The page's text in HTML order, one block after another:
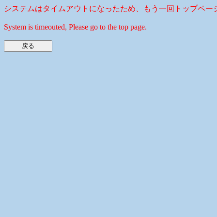
システムはタイムアウトになったため、もう一回トップペー
System is timeouted, Please go to the top page.